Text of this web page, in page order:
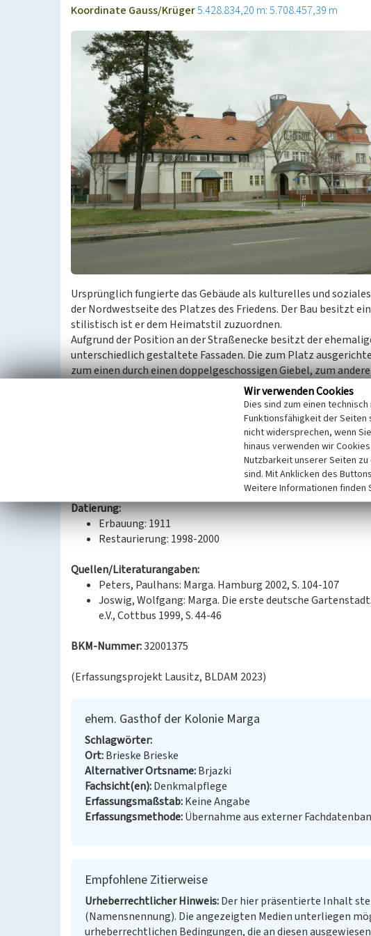
Koordinate Gauss/Krüger5.428.834,20 m: 5.708.457,39 m
Ursprünglich fungierte das Gebäude als kulturelles und
der Nordwestseite des Platzes des Friedens. Der Bau besitzt
stilistisch ist er dem Heimatstil zuzuordnen.
Aufgrund der Position an der Straßenecke besitzt der
unterschiedlich gestaltete Fassaden. Die zum Platz
zum einen durch einen doppelgeschossigen Giebel, zum
Rundbogenfenster im unteren Geschoss dominiert. Im
ausgebauten Dach sowie im Giebel sind dreiteilige
horizontal prägenden Elemente. Ein Eckerker betont die
Das Gebäude beherbergte eine Gaststätte mit Casino, einen
verschiedenen sozialen Gruppen Raum: hohen Beamten,
Schwarze Stube, eine Gaststätte, in der die Kumpel direkt
Datierung:
Erbauung: 1911
Restaurierung: 1998-2000
Quellen/Literaturangaben:
Peters, Paulhans: Marga. Hamburg 2002, S. 104-107
Joswig, Wolfgang: Marga. Die erste deutsche
e.V., Cottbus 1999, S. 44-46
BKM-Nummer:32001375
(Erfassungsprojekt Lausitz, BLDAM 2023)
ehem. Gasthof der Kolonie Marga
Schlagwörter
Ort Brieske Brieske
Alternativer Ortsname Brjazki
Fachsicht(en) Denkmalpflege
Erfassungsmaßstab Keine Angabe
Erfassungsmethode Übernahme aus externer
Empfohlene Zitierweise
Urheberrechtlicher Hinweis Der hier präsentierte Inhalt
(Namensnennung). Die angezeigten Medien unterliegen
urheberrechtlichen Bedingungen, die an diesen
Wir verwenden Cookies
Dies sind zum einen
Funktionsfähigkeit der Seiten
nicht widersprechen, wenn
hinaus verwenden wir
Nutzbarkeit unserer Seiten
sind. Mit Anklicken des
Weitere Informationen finden